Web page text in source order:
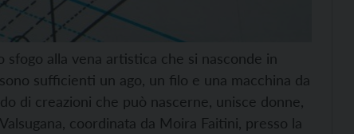
sfogo alla vena artistica che si nasconde in
sufficienti un ago, un filo e una macchina da
di creazioni che può nascerne, unisce donne,
coordinata da Moira Faitini, presso la